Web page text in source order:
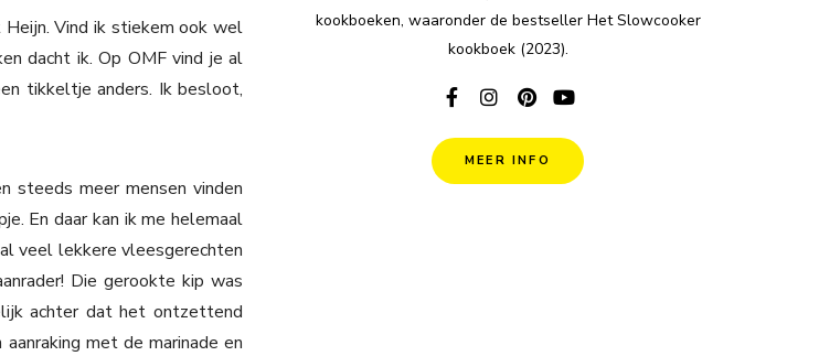
Vind ik stiekem ook wel
dacht ik. Op OMF vind je al
tikkeltje anders. Ik besloot,
steeds meer mensen vinden
En daar kan ik me helemaal
veel lekkere vleesgerechten
Die gerookte kip was
achter dat het ontzettend
met de marinade en
kookboeken, waaronder de bestseller Het Slowcooker
kookboek (2023).
MEER INFO